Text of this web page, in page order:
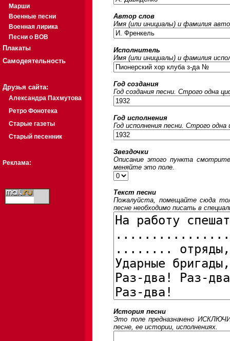
Марши
Военные песни
Военная лирика
Песни о ВОВ
Плакаты
Самодеятельность
Друзья сайта:
Александра Пахмутова
Ретро Фонотека
Старые газеты
Старый песенник
Реклама:
Автор слов
Имя (или инициалы) и фамилия
Исполнитель
Имя (или инициалы) и фамилия
Год создания
Год создания песни. Строго одна
Год исполнения
Год исполнения песни. Строго
Звездочки
Описание этого пункта
меняйте это поле.
Текст песни
Пожалуйста, помещайте сюда
песне необходимо писать в
История песни
Это поле предназначено
песне, ее истории, исполнениях.